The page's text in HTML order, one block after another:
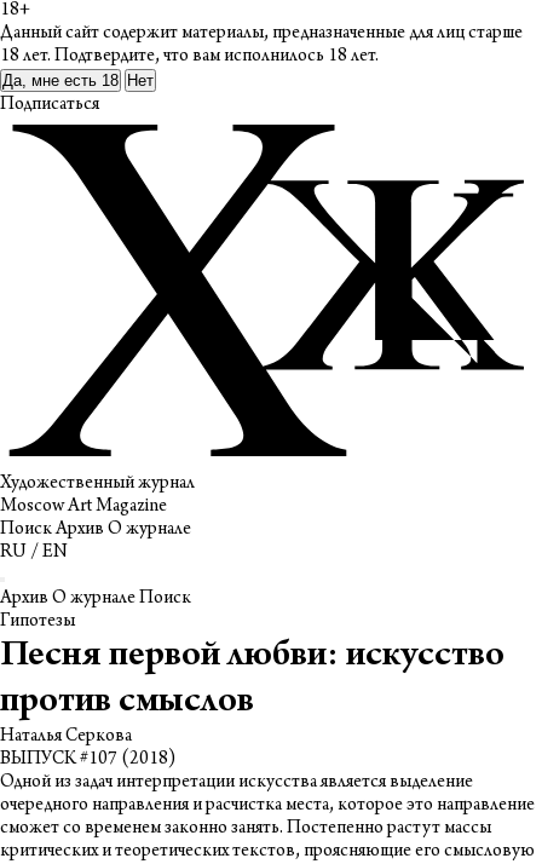
18+
Данный сайт содержит материалы, предназначенные для лиц старше
18 лет. Подтвердите, что вам исполнилось 18 лет.
Да, мне есть 18 Нет
Подписаться
Художественный журнал
Moscow Art Magazine
ПоискАрхив О журнале
RU / EN
Архив О журналеПоиск
Гипотезы
Песня первой любви: искусство
против смыслов
Наталья Серкова
ВЫПУСК #107 (2018)
Одной из задач интерпретации искусства является выделение
очередного направления и расчистка места, которое это направление
сможет со временем законно занять. Постепенно растут массы
критических и теоретических текстов, проясняющие его смысловую